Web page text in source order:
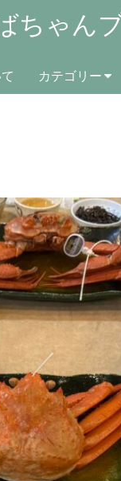
ちゃん
カテゴリー